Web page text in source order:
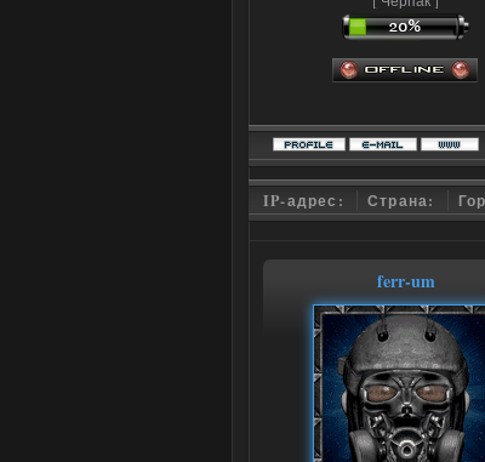
IP-адрес: Страна:
ferr-um